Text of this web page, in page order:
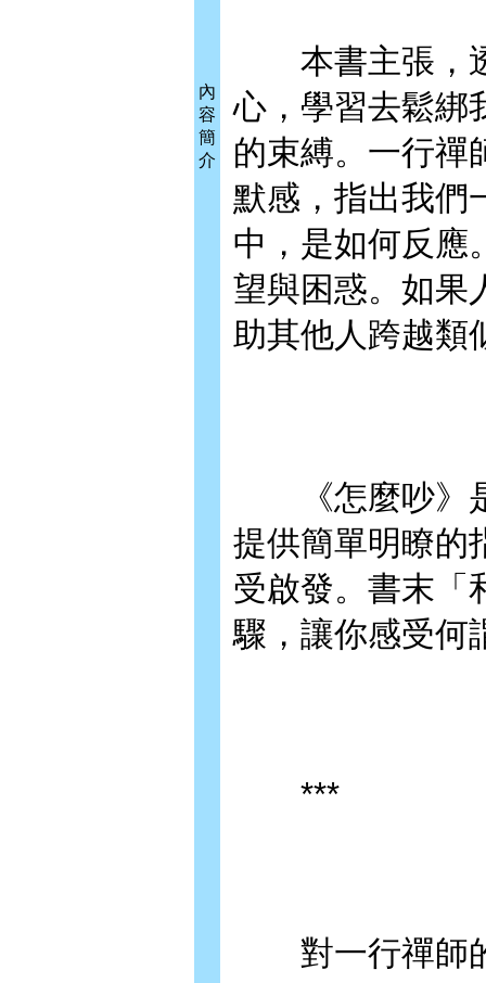
內
容
簡
介
本書主張，透
心，學習去鬆綁
的束縛。一行禪
默感，指出我們
中，是如何反應
望與困惑。如果
助其他人跨越類
《怎麼吵》是
提供簡單明瞭的
受啟發。書末「
驟，讓你感受何
***
對一行禪師的